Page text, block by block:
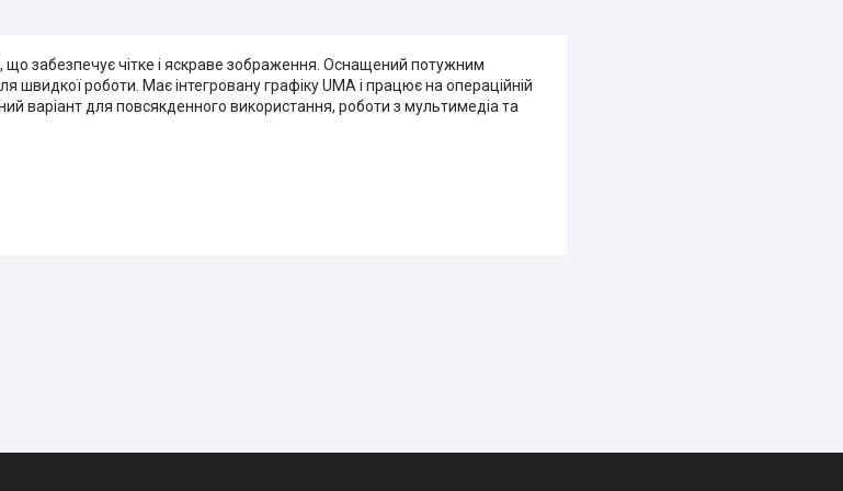
забезпечує чітке і яскраве зображення. Оснащений потужним
роботи. Має інтегровану графіку UMA і працює на операційній
варіант для повсякденного використання, роботи з мультимедіа та